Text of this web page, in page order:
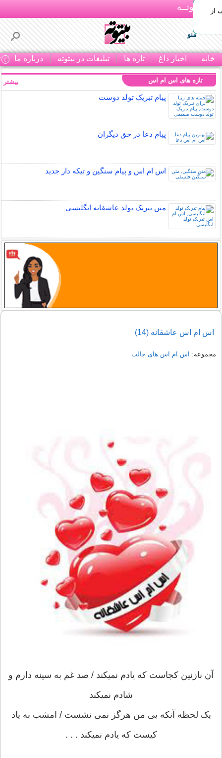
بـیتوتــه
منو
خانه اخبار داغ تازه ها تبلیغات در بیتوته درباره ما
تخفیف از
تازه های اس ام اس
پیام تبریک تولد دوست
پیام دعا در حق دیگران
اس ام اس و پیام سنگین و تیکه دار جدید
متن تبریک تولد عاشقانه انگلیسی
بیشتر
اس ام اس عاشقانه (14)
مجموعه: اس ام اس های جالب
آن نازنین کجاست که یادم نمیکند / صد غم به سینه دارم و
شادم نمیکند
یک لحظه آنکه بی من هرگز نمی نشست / امشب به یاد
کیست که یادم نمیکند . . .